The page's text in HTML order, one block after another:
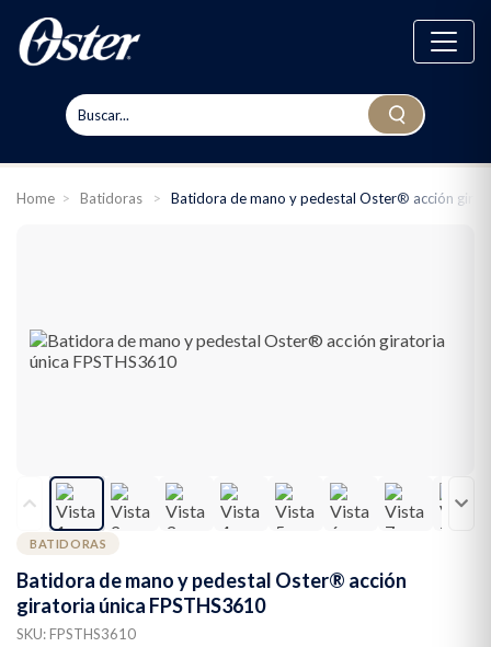
Home > Batidoras > Batidora de mano y pedestal Oster® acción
BATIDORAS
Batidora de mano y pedestal Oster® acción
giratoria única FPSTHS3610
SKU: FPSTHS3610